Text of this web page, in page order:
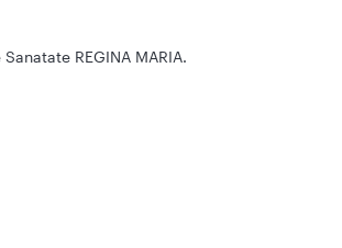
REGINA MARIA.